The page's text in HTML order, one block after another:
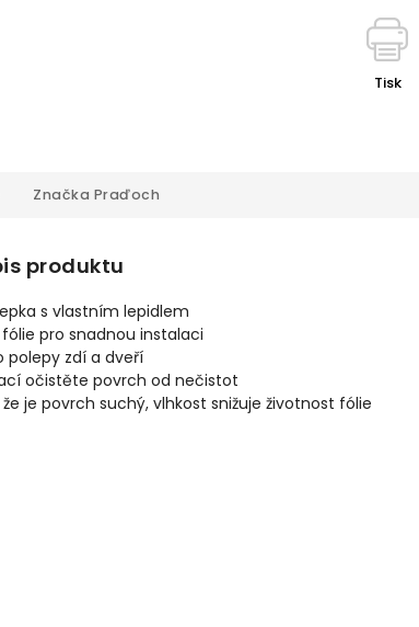
Tisk
Značka Praďoch
produktu
s vlastním lepidlem
pro snadnou instalaci
polepy zdí a dveří
očistěte povrch od nečistot
je povrch suchý, vlhkost snižuje životnost fólie